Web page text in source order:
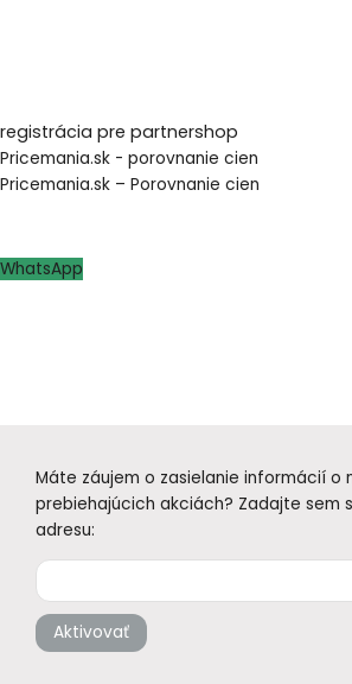
registrácia pre partnershop
Pricemania.sk - porovnanie cien
Pricemania.sk – Porovnanie cien
WhatsApp
Máte záujem o zasielanie informácií o
prebiehajúcich akciách? Zadajte sem
adresu:
Aktivovať